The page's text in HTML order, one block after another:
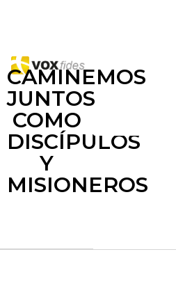
CAMINEMOS
JUNTOS
COMO
DISCÍPULOS
Y
MISIONEROS